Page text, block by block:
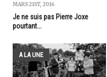
MARS 21ST, 2016
Je ne suis pas Pierre Joxe
pourtant...
A LA UNE